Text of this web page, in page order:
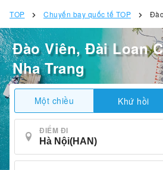
TOP Chuyến bay quốc tế TOP
Đào Viên, Đài Loan
Nha Trang
Một chiều Khứ hồi
ĐIỂM ĐI